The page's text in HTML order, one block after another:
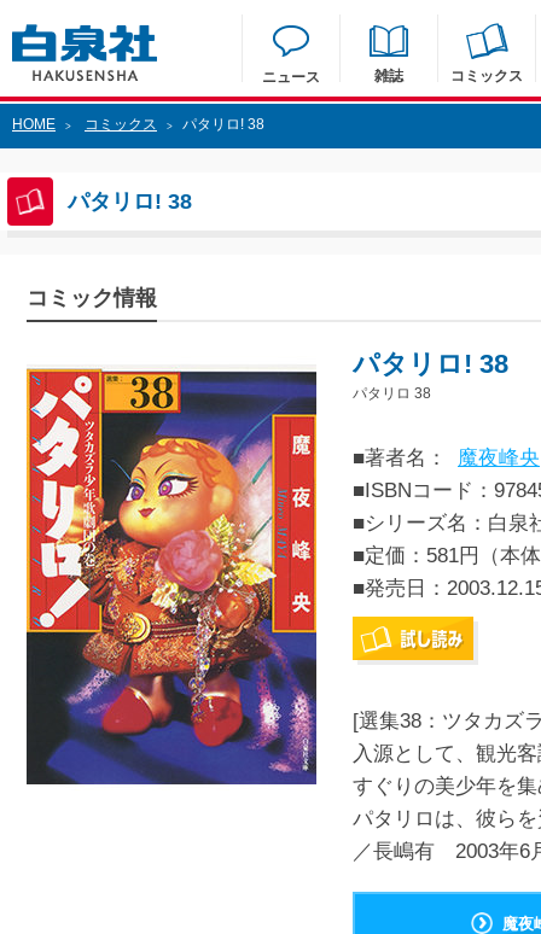
ニュース 雑誌 コミックス
HOME > コミックス > パタリロ! 38
パタリロ! 38
コミック情報
パタリロ! 38
パタリロ 38
■著者名：
魔夜峰央
■ISBNコード：
■シリーズ名：白泉
■定価：581円（本
■発売日：
[選集38：ツタカズ
入源として、観光
すぐりの美少年を
パタリロは、彼ら
／長嶋有 2003年6
魔夜